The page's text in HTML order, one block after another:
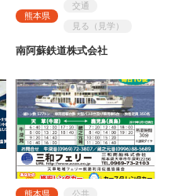
熊本県
交通
見る（見学）
南阿蘇鉄道株式会社
熊本県 公共